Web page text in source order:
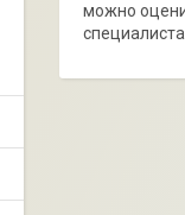
можно